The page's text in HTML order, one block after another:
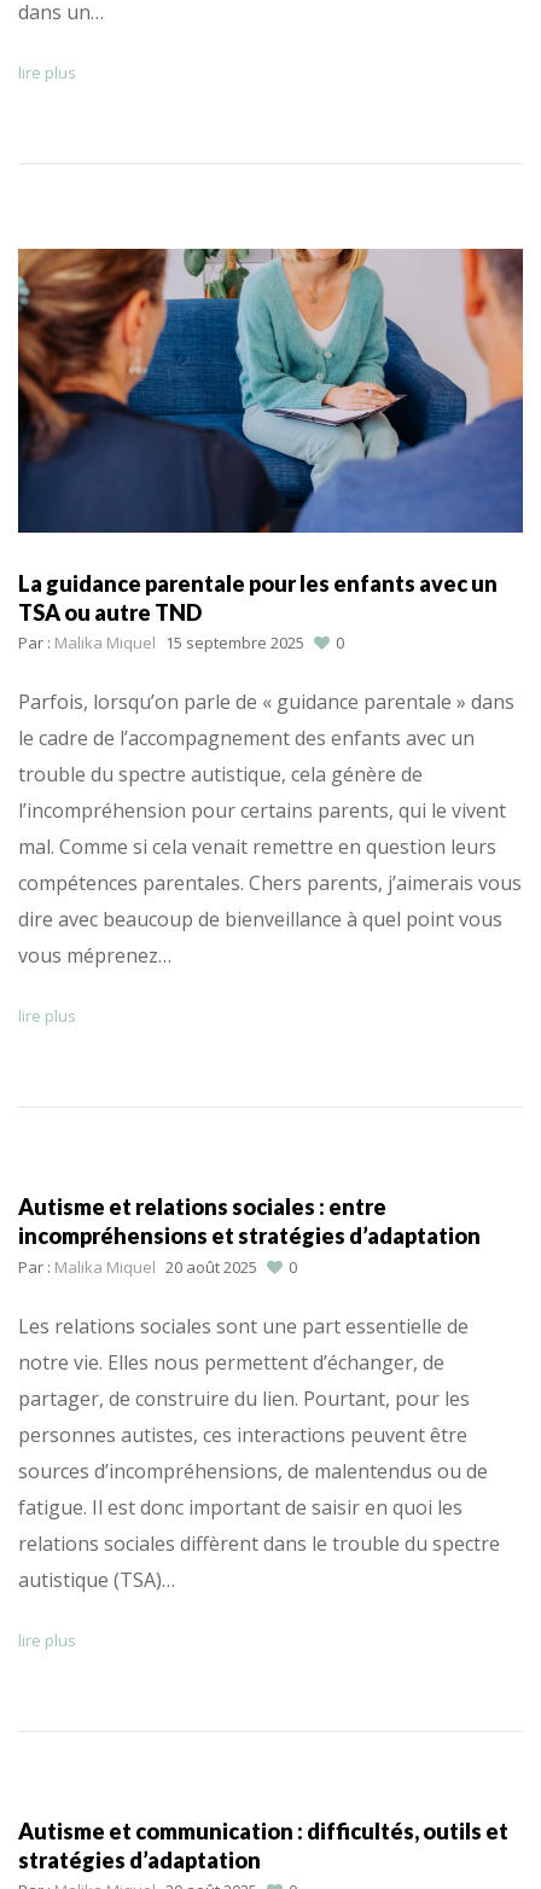
dans un…
lire plus
La guidance parentale pour les enfants avec un
TSA ou autre TND
Par : Malika Miquel 15 septembre 2025 0
Parfois, lorsqu’on parle de « guidance parentale » dans
le cadre de l’accompagnement des enfants avec un
trouble du spectre autistique, cela génère de
l’incompréhension pour certains parents, qui le vivent
mal. Comme si cela venait remettre en question leurs
compétences parentales. Chers parents, j’aimerais vous
dire avec beaucoup de bienveillance à quel point vous
vous méprenez…
lire plus
Autisme et relations sociales : entre
incompréhensions et stratégies d’adaptation
Par : Malika Miquel 20 août 2025 0
Les relations sociales sont une part essentielle de
notre vie. Elles nous permettent d’échanger, de
partager, de construire du lien. Pourtant, pour les
personnes autistes, ces interactions peuvent être
sources d’incompréhensions, de malentendus ou de
fatigue. Il est donc important de saisir en quoi les
relations sociales diffèrent dans le trouble du spectre
autistique (TSA)…
lire plus
Autisme et communication : difficultés, outils et
stratégies d’adaptation